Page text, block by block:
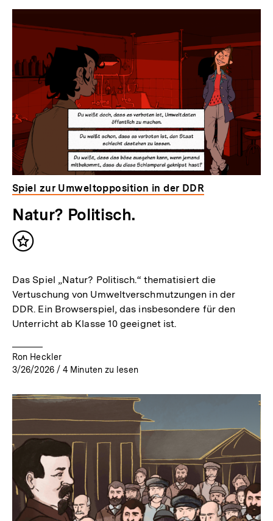
Spiel zur Umweltopposition in der DDR
Natur? Politisch.
Inhalt
Das Spiel „Natur? Politisch.“ thematisiert die
Vertuschung von Umweltverschmutzungen in der
DDR. Ein Browserspiel, das insbesondere für den
Unterricht ab Klasse 10 geeignet ist.
Ron Heckler
3/26/2026 / 4 Minuten zu lesen